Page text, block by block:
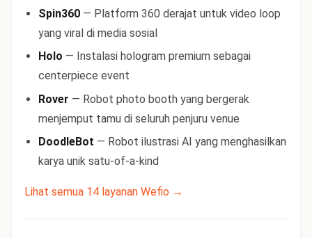
Spin360 — Platform 360 derajat untuk video loop
yang viral di media sosial
Holo — Instalasi hologram premium sebagai
centerpiece event
Rover — Robot photo booth yang bergerak
menjemput tamu di seluruh penjuru venue
DoodleBot — Robot ilustrasi AI yang menghasilkan
karya unik satu-of-a-kind
Lihat semua 14 layanan Wefio →